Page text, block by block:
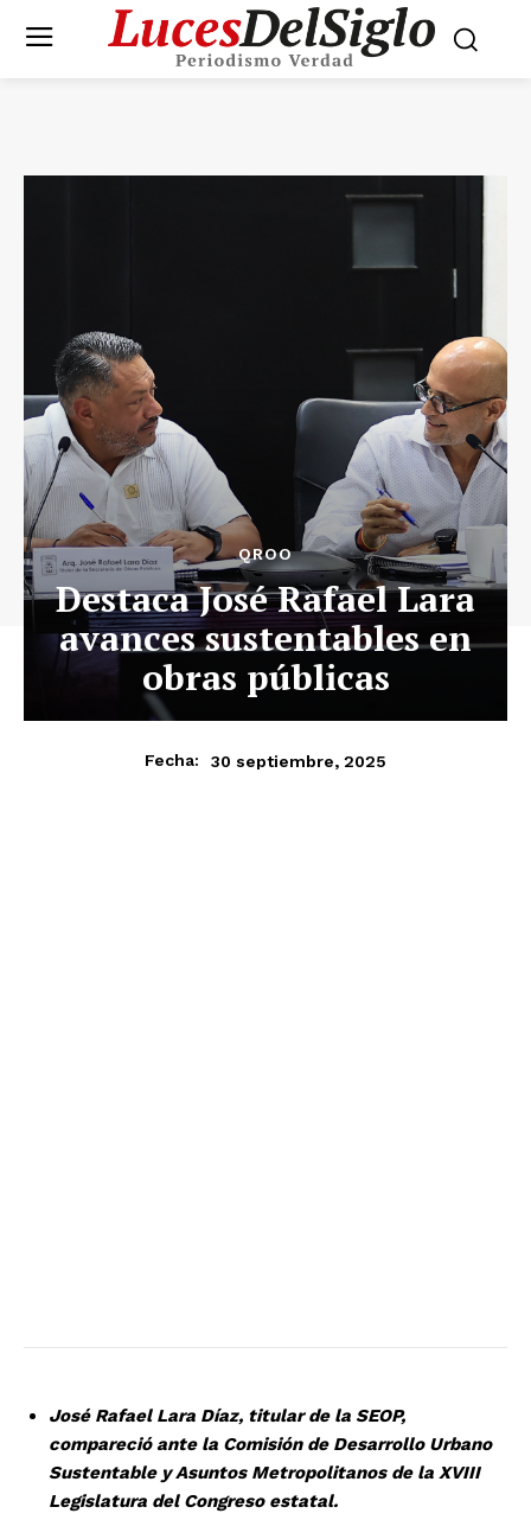
QROO
Destaca José Rafael Lara
avances sustentables en
obras públicas
Fecha: 30 septiembre, 2025
José Rafael Lara Díaz, titular de la SEOP,
compareció ante la Comisión de Desarrollo Urbano
Sustentable y Asuntos Metropolitanos de la XVIII
Legislatura del Congreso estatal.